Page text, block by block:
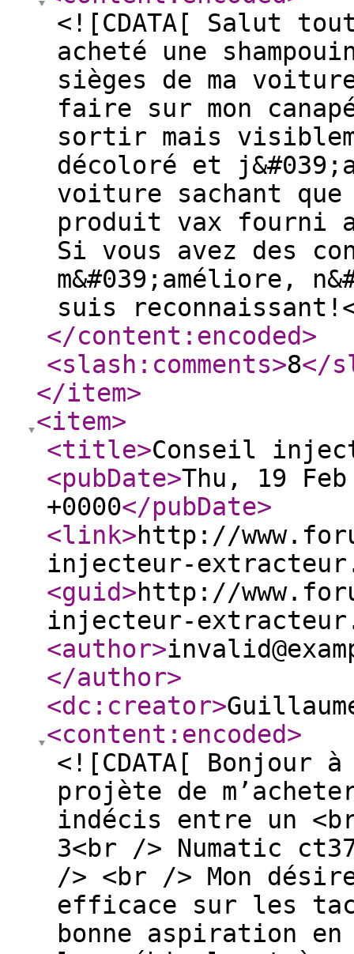
<![CDATA[ Salut
acheté une
sièges de ma
faire sur mon
sortir mais
décoloré et
voiture sachant
produit vax fourni
Si vous avez des
m&#039;améliore,
suis
</content:encoded>
<slash:comments>8</
</item>
<item>
<title>Conseil
<pubDate>Thu, 19
+0000</pubDate>
<link>http://
injecteur-
<guid>http://
injecteur-
<author>
</author>
<dc:creator>
<content:encoded>
<![CDATA[
projète de
indécis entre un
3<br /> Numatic
/> <br /> Mon
efficace sur les
bonne aspiration